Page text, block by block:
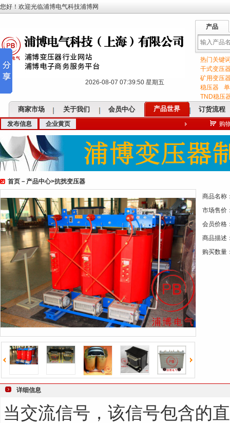
您好！欢迎光临浦博电气科技浦博网
2026-08-07 07:39:50 星期五
产品
输
键
词
热门关键
干式变压
矿用变压
稳压器
TND稳压
商家市场 关于我们 会员中心 产品世界 订货流程
发布信息 企业黄页 购
首页 － 产品中心>抗扰变压器
商品名称
市场售价
会员价格
商品描述
购买数量
详细信息
当交流信号，该信号包含的